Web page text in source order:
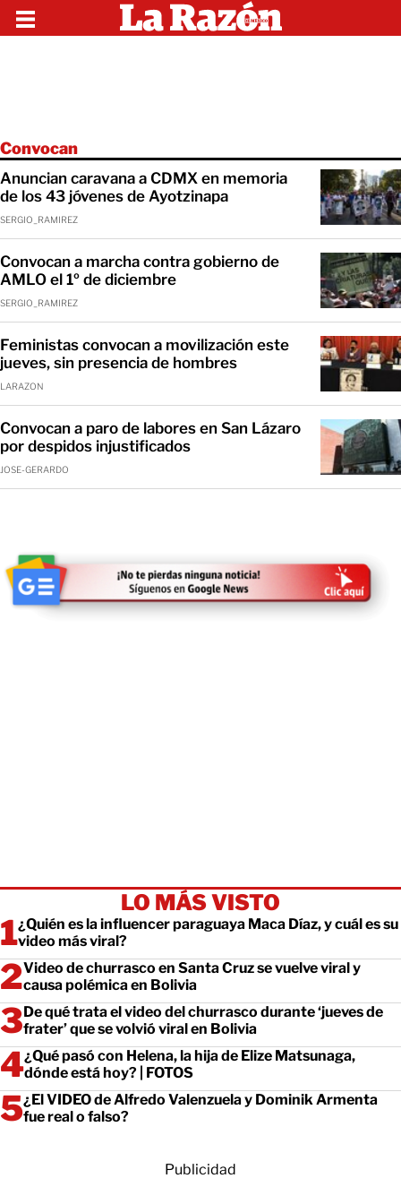
Convocan
Anuncian caravana a CDMX en memoria
de los 43 jóvenes de Ayotzinapa
SERGIO_RAMIREZ
Convocan a marcha contra gobierno de
AMLO el 1º de diciembre
SERGIO_RAMIREZ
Feministas convocan a movilización este
jueves, sin presencia de hombres
LARAZON
Convocan a paro de labores en San Lázaro
por despidos injustificados
JOSE-GERARDO
LO MÁS VISTO
¿Quién es la influencer paraguaya Maca Díaz, y cuál es su
video más viral?
Video de churrasco en Santa Cruz se vuelve viral y
causa polémica en Bolivia
De qué trata el video del churrasco durante ‘jueves de
frater’ que se volvió viral en Bolivia
¿Qué pasó con Helena, la hija de Elize Matsunaga,
dónde está hoy? | FOTOS
¿El VIDEO de Alfredo Valenzuela y Dominik Armenta
fue real o falso?
Publicidad